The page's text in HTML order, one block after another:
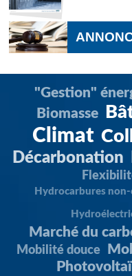
"Gestion"
Biomasse
Climat
Décarbonation
Hydrocarbures
Marché du
Mobilité douce